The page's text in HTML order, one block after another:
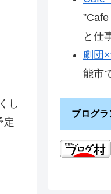
し
定
と仕
劇団
能市
ブログ